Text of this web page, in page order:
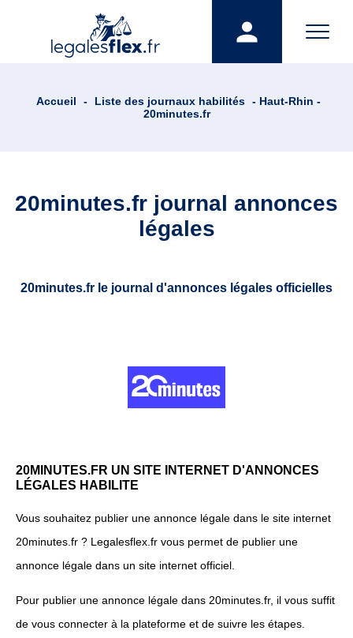
Accueil - Liste des journaux habilités - Haut-Rhin -
20minutes.fr
20minutes.fr journal annonces
légales
20minutes.fr le journal d'annonces légales officielles
20MINUTES.FR UN SITE INTERNET D'ANNONCES
LÉGALES HABILITE
Vous souhaitez publier une annonce légale dans le site internet
20minutes.fr ? Legalesflex.fr vous permet de publier une
annonce légale dans un site internet officiel.
Pour publier une annonce légale dans 20minutes.fr, il vous suffit
de vous connecter à la plateforme et de suivre les étapes.